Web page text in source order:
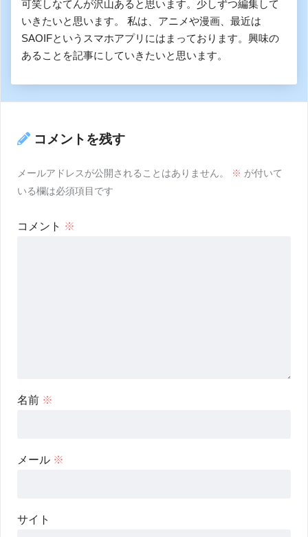
可笑しなてんが沢山あると思います。少しずつ編集して
いきたいと思います。 私は、アニメや漫画、最近は
SAOIFというスマホアプリにはまっております。興味の
あることを記事にしていきたいと思います。
コメントを残す
メールアドレスが公開されることはありません。 ※ が付いて
いる欄は必須項目です
コメント ※
名前 ※
メール ※
サイト